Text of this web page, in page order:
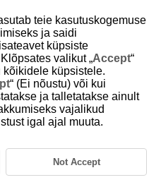
teie kasutuskogemuse
ja saidi
küpsiste
valikut „Accept“
kõikidele küpsistele.
“ (Ei nõustu) või kui
ja talletatakse ainult
vajalikud
igal ajal muuta.
Not Accept